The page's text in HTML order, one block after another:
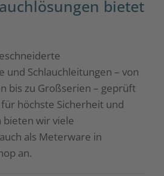
REBI?
bietet
und Schlauchleitungen – von
bis zu Großserien – geprüft
höchste Sicherheit und
bieten wir viele
als Meterware in
an.